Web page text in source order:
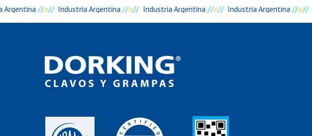
Argentina //o// Industria Argentina //o// Industria Argentina //o// Industria Argentina //o//